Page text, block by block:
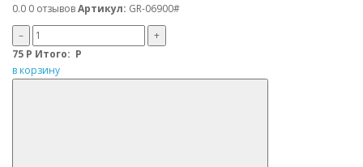
0.0 0 отзывовАртикул: GR-06900#
–
+
75 Р Итого: Р
в корзину